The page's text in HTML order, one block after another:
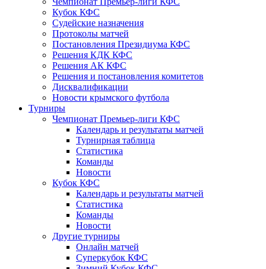
Кубок КФС
Судейские назначения
Протоколы матчей
Постановления Президиума КФС
Решения КДК КФС
Решения АК КФС
Решения и постановления комитетов
Дисквалификации
Новости крымского футбола
Турниры
Чемпионат Премьер-лиги КФС
Календарь и результаты матчей
Турнирная таблица
Статистика
Команды
Новости
Кубок КФС
Календарь и результаты матчей
Статистика
Команды
Новости
Другие турниры
Онлайн матчей
Суперкубок КФС